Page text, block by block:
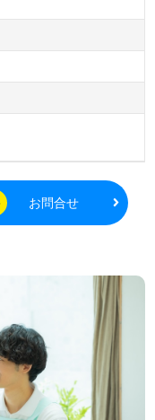
永寿特別養護老人
：大阪府大阪市）
老人ホーム、デイ
所リハビリテーシ
居宅介護、有料老
与制度、人事考課
輝く事業所様！◎
します。特別養護
ご利用者様と働く
り添いたい』『介
価基準を大切にす
変えて働きたい』
コンサルタントよ
くお願いします。
は【ウィルオブ介
も遠慮なく＊
お問合せ